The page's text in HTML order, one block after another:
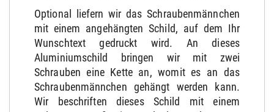
Optional liefern wir das Schraubenmännchen
mit einem angehängten Schild, auf dem Ihr
Wunschtext gedruckt wird. An dieses
Aluminiumschild bringen wir mit zwei
Schrauben eine Kette an, womit es an das
Schraubenmännchen gehängt werden kann.
Wir beschriften dieses Schild mit einem